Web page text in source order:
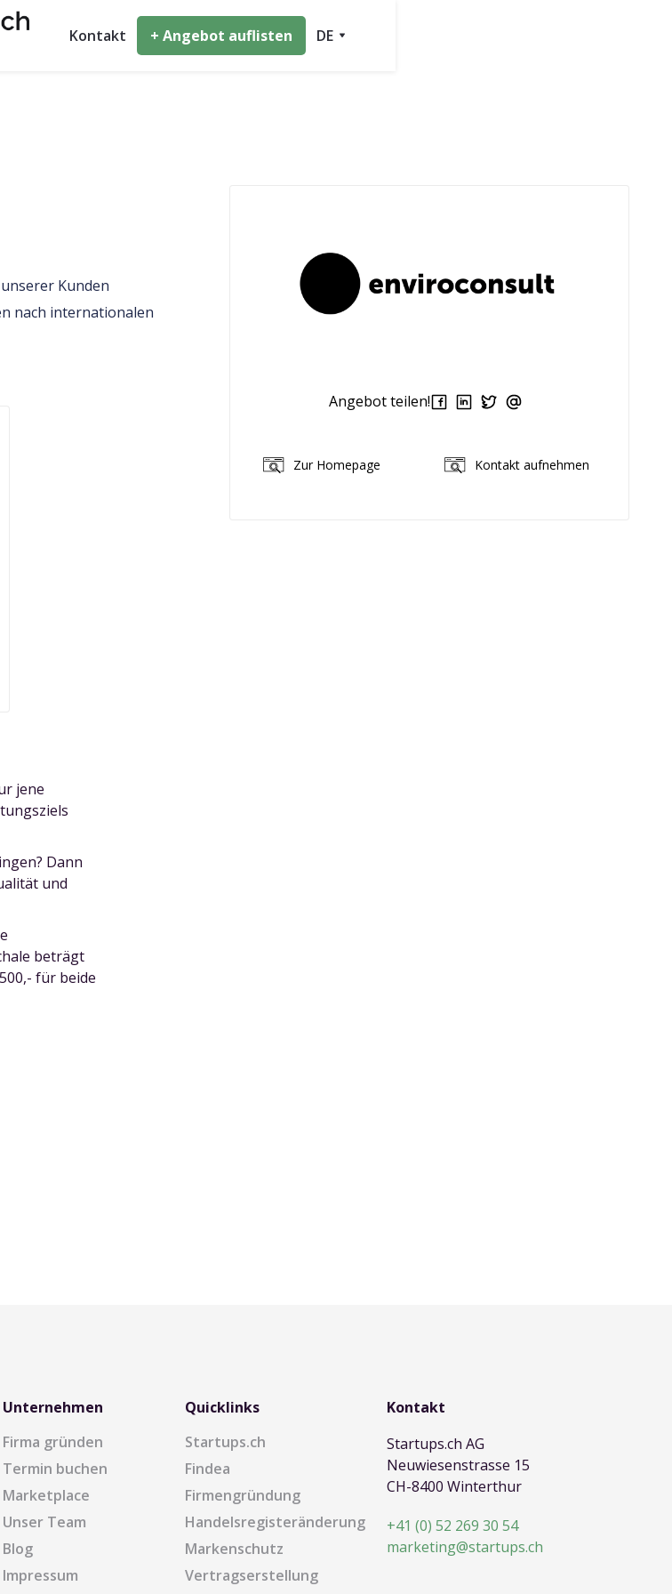
Kontakt + Angebot auflisten DE
Kunden
nach internationalen
jene
Dann
und
beträgt
für beide
Angebot teilen!
Zur Homepage Kontakt aufnehmen
Unternehmen
Firma gründen
Termin buchen
Marketplace
Unser Team
Blog
Impressum
Quicklinks
Startups.ch
Findea
Firmengründung
Handelsregisteränderung
Markenschutz
Vertragserstellung
Kontakt
Startups.ch AG
Neuwiesenstrasse 15
CH-8400 Winterthur
+41 (0) 52 269 30 54
marketing@startups.ch